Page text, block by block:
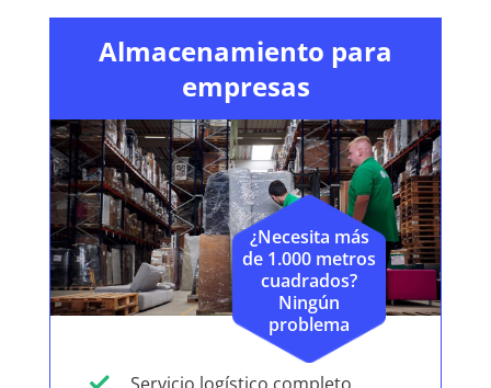
Almacenamiento para
empresas
¿Necesita más
de 1.000 metros
cuadrados?
Ningún
problema